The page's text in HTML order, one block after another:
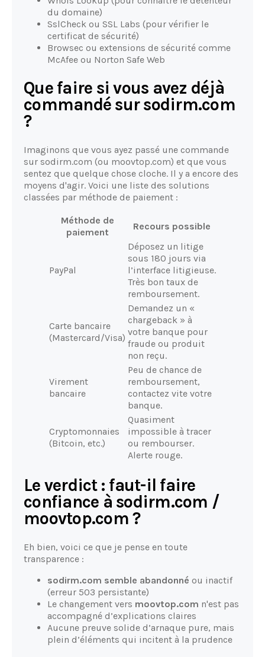
du domaine)
SslCheck ou SSL Labs (pour vérifier le
certificat de sécurité)
Browsec ou extensions de sécurité comme
McAfee ou Norton Safe Web
Que faire si vous avez déjà
commandé sur sodirm.com
?
Imaginons que vous ayez passé une commande
sur sodirm.com (ou moovtop.com) et que vous
sentez que quelque chose cloche. Il y a encore des
moyens d'agir. Voici une liste des solutions
classées par méthode de paiement :
Méthode de
paiement
Recours possible
PayPal
Déposez un litige
sous 180 jours via
l’interface litigieuse.
Très bon taux de
remboursement.
Carte bancaire
(Mastercard/Visa)
Demandez un «
chargeback » à
votre banque pour
fraude ou produit
non reçu.
Virement
bancaire
Peu de chance de
remboursement,
contactez vite votre
banque.
Cryptomonnaies
(Bitcoin, etc.)
Quasiment
impossible à tracer
ou rembourser.
Alerte rouge.
Le verdict : faut-il faire
confiance à sodirm.com /
moovtop.com ?
Eh bien, voici ce que je pense en toute
transparence :
sodirm.com semble abandonné ou inactif
(erreur 503 persistante)
Le changement vers moovtop.com n'est pas
accompagné d’explications claires
Aucune preuve solide d’arnaque pure, mais
plein d’éléments qui incitent à la prudence